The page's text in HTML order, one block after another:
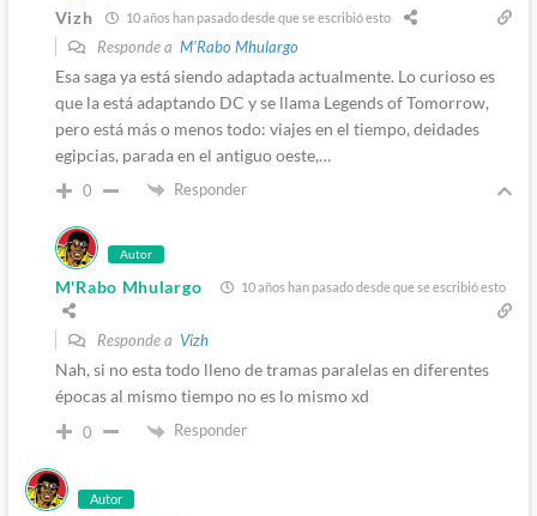
Vizh 10 años han pasado desde que se escribió esto
Responde a M'Rabo Mhulargo
Esa saga ya está siendo adaptada actualmente. Lo curioso es
que la está adaptando DC y se llama Legends of Tomorrow,
pero está más o menos todo: viajes en el tiempo, deidades
egipcias, parada en el antiguo oeste,…
0 Responder
Autor
M'Rabo Mhulargo 10 años han pasado desde que se escribió esto
Responde a Vizh
Nah, si no esta todo lleno de tramas paralelas en diferentes
épocas al mismo tiempo no es lo mismo xd
0 Responder
Autor